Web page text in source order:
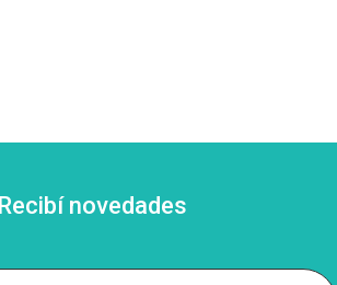
Recibí novedades